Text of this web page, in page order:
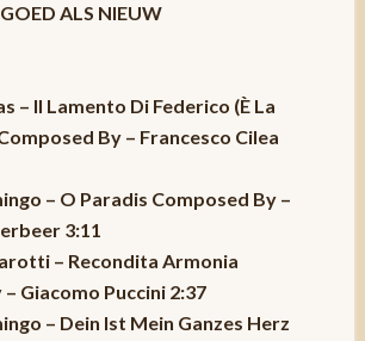
ALS NIEUW
– Il Lamento Di Federico (È La
By – Francesco Cilea
– O Paradis Composed By –
3:11
– Recondita Armonia
Giacomo Puccini 2:37
– Dein Ist Mein Ganzes Herz